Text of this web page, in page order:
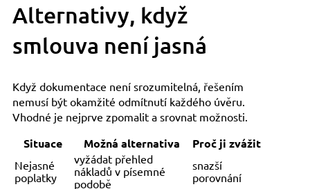
Alternativy, když
smlouva není jasná
Když dokumentace není srozumitelná, řešením
nemusí být okamžité odmítnutí každého úvěru.
Vhodné je nejprve zpomalit a srovnat možnosti.
Situace Možná alternativa Proč ji zvážit
Nejasné
poplatky
vyžádat přehled
nákladů v písemné
podobě
snazší
porovnání